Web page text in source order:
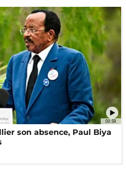
00:59
son absence, Paul Biya